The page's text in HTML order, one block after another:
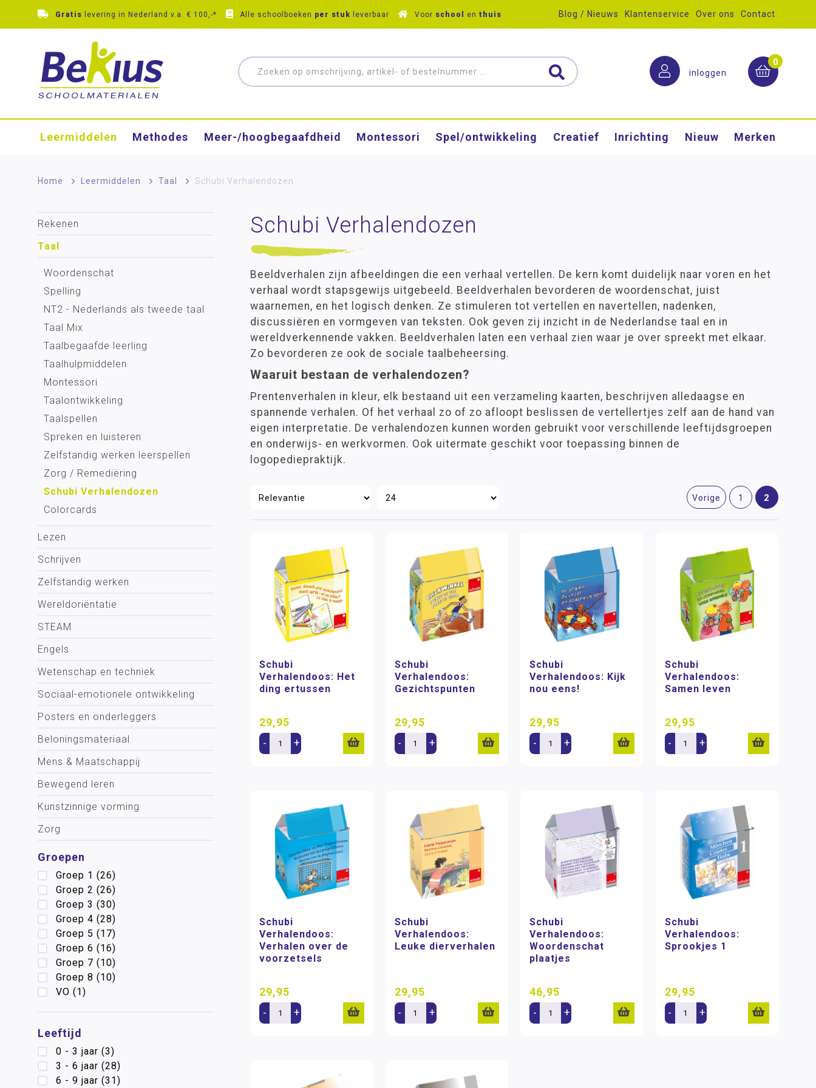
Gratis levering in Nederland v.a. € 100,-* Alle schoolboeken per stuk leverbaar Voor school en thuis Blog / Nieuws Klantenservice Over ons Contact
inloggen
0
Leermiddelen Methodes Meer-/hoog­begaafdheid Montessori Spel/ontwikkeling Creatief Inrichting Nieuw Merken
Home > Leermiddelen > Taal > Schubi Verhalendozen
Rekenen
Taal
Woordenschat
Spelling
NT2 - Nederlands als tweede taal
Taal Mix
Taalbegaafde leerling
Taalhulpmiddelen
Montessori
Taalontwikkeling
Taalspellen
Spreken en luisteren
Zelfstandig werken leerspellen
Zorg / Remediëring
Schubi Verhalendozen
Colorcards
Lezen
Schrijven
Zelfstandig werken
Wereldoriëntatie
STEAM
Engels
Wetenschap en techniek
Sociaal-emotionele ontwikkeling
Posters en onderleggers
Beloningsmateriaal
Mens & Maatschappij
Bewegend leren
Kunstzinnige vorming
Zorg
Groepen
Groep 1 (26)
Groep 2 (26)
Groep 3 (30)
Groep 4 (28)
Groep 5 (17)
Groep 6 (16)
Groep 7 (10)
Groep 8 (10)
VO (1)
Leeftijd
0 - 3 jaar (3)
3 - 6 jaar (28)
6 - 9 jaar (31)
Schubi Verhalendozen
Beeldverhalen zijn afbeeldingen die een verhaal vertellen. De kern komt duidelijk naar voren en het
verhaal wordt stapsgewijs uitgebeeld. Beeldverhalen bevorderen de woordenschat, juist
waarnemen, en het logisch denken. Ze stimuleren tot vertellen en navertellen, nadenken,
discussiëren en vormgeven van teksten. Ook geven zij inzicht in de Nederlandse taal en in
wereldverkennende vakken. Beeldverhalen laten een verhaal zien waar je over spreekt met elkaar.
Zo bevorderen ze ook de sociale taalbeheersing.
Waaruit bestaan de verhalendozen?
Prentenverhalen in kleur, elk bestaand uit een verzameling kaarten, beschrijven alledaagse en
spannende verhalen. Of het verhaal zo of zo afloopt beslissen de vertellertjes zelf aan de hand van
eigen interpretatie. De verhalendozen kunnen worden gebruikt voor verschillende leeftijdsgroepen
en onderwijs- en werkvormen. Ook uitermate geschikt voor toepassing binnen de
logopediepraktijk.
Vorige 1 2
Schubi
Verhalendoos: Het
ding ertussen
29,95
- +
Schubi
Verhalendoos:
Gezichtspunten
29,95
- +
Schubi
Verhalendoos: Kijk
nou eens!
29,95
- +
Schubi
Verhalendoos:
Samen leven
29,95
- +
Schubi
Verhalendoos:
Verhalen over de
voorzetsels
29,95
- +
Schubi
Verhalendoos:
Leuke dierverhalen
29,95
- +
Schubi
Verhalendoos:
Woordenschat
plaatjes
46,95
- +
Schubi
Verhalendoos:
Sprookjes 1
29,95
- +